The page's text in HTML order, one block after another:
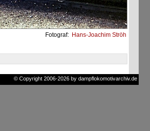
Fotograf: Hans-Joachim Ströh
© Copyright 2006-2026 by dampflokomotivarchiv.de